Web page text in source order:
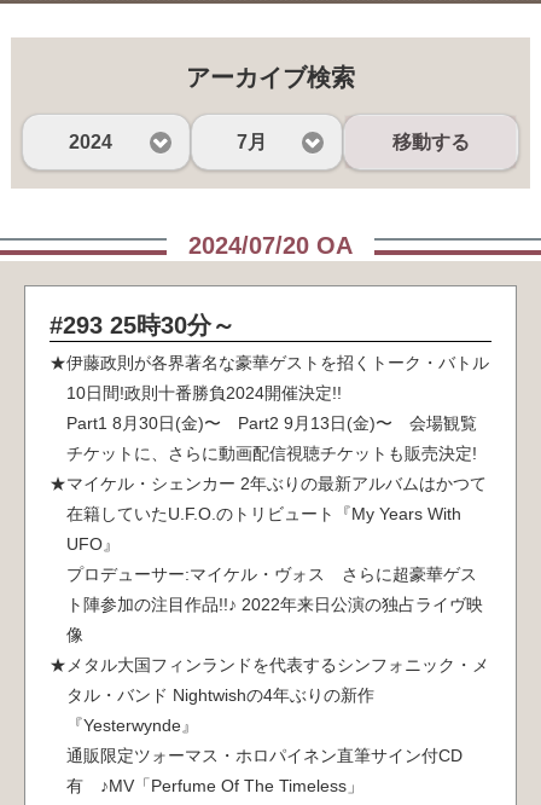
アーカイブ検索
2024 7月 移動する
2024/07/20 OA
#293 25時30分～
伊藤政則が各界著名な豪華ゲストを招くトーク・バトル
10日間!政則十番勝負2024開催決定!!
Part1 8月30日(金)〜 Part2 9月13日(金)〜 会場観覧
チケットに、さらに動画配信視聴チケットも販売決定!
マイケル・シェンカー 2年ぶりの最新アルバムはかつて
在籍していたU.F.O.のトリビュート『My Years With
UFO』
プロデューサー:マイケル・ヴォス さらに超豪華ゲス
ト陣参加の注目作品!!♪ 2022年来日公演の独占ライヴ映
像
メタル大国フィンランドを代表するシンフォニック・メ
タル・バンド Nightwishの4年ぶりの新作
『Yesterwynde』
通販限定ツォーマス・ホロパイネン直筆サイン付CD
有 ♪MV「Perfume Of The Timeless」